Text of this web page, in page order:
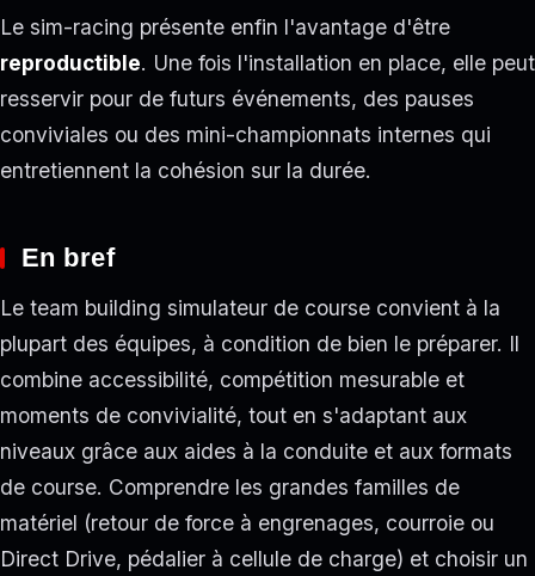
Le sim-racing présente enfin l'avantage d'être
reproductible. Une fois l'installation en place, elle peut
resservir pour de futurs événements, des pauses
conviviales ou des mini-championnats internes qui
entretiennent la cohésion sur la durée.
En bref
Le team building simulateur de course convient à la
plupart des équipes, à condition de bien le préparer. Il
combine accessibilité, compétition mesurable et
moments de convivialité, tout en s'adaptant aux
niveaux grâce aux aides à la conduite et aux formats
de course. Comprendre les grandes familles de
matériel (retour de force à engrenages, courroie ou
Direct Drive, pédalier à cellule de charge) et choisir un